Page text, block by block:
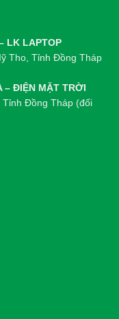
LK LAPTOP
Tho, Tỉnh Đồng Tháp
– ĐIỆN MẶT TRỜI
Đồng Tháp (đối